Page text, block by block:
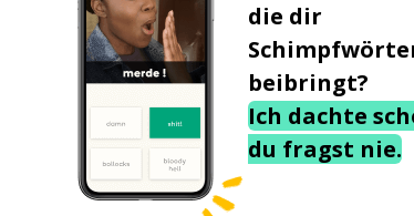
die dir
beibringt?
Ich dachte
du fragst nie.